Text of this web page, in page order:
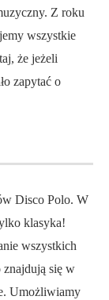
Z roku
wszystkie
że jeżeli
zapytać o
Disco Polo. W
klasyka!
wszystkich
znajdują się w
Umożliwiamy